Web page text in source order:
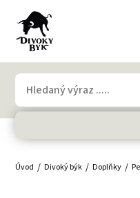
Úvod Divoký býk Doplňky